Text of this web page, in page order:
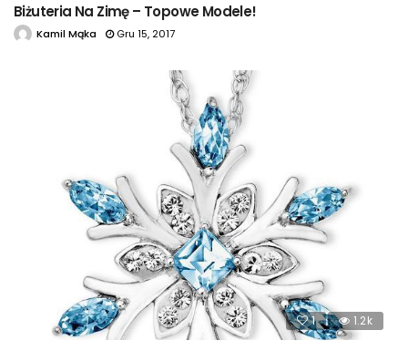
Biżuteria Na Zimę – Topowe Modele!
Kamil Mąka Gru 15, 2017
1 1.2k